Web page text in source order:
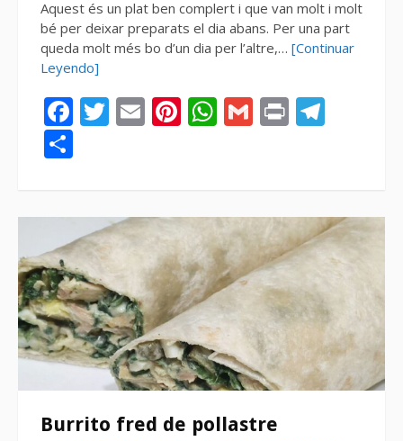
Aquest és un plat ben complert i que van molt i molt
bé per deixar preparats el dia abans. Per una part
queda molt més bo d’un dia per l’altre,… [Continuar
Leyendo]
Facebook
Twitter
EmailPinterest
WhatsApp
Gmail
Print
Burrito fred de pollastre